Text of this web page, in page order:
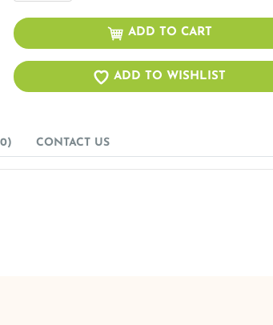
ADD TO CART
ADD TO WISHLIST
CONTACT US